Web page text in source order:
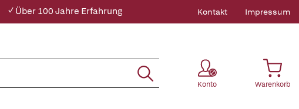
✓ Über 100 Jahre Erfahrung Kontakt Impressum
Konto Warenkorb